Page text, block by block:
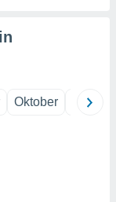
Oktober